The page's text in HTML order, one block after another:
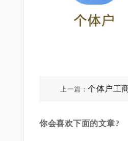
上一篇：个体户工
你会喜欢下面的文章?